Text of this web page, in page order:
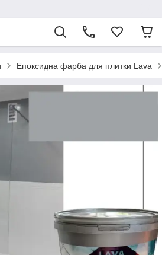
Епоксидна фарба для плитки Lava